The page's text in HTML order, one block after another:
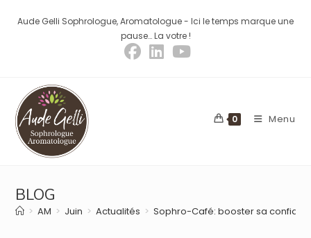
Aude Gelli Sophrologue, Aromatologue - Ici le temps marque une
pause… La votre !
0 Menu
BLOG
> AM > Juin > Actualités > Sophro-Café: booster sa